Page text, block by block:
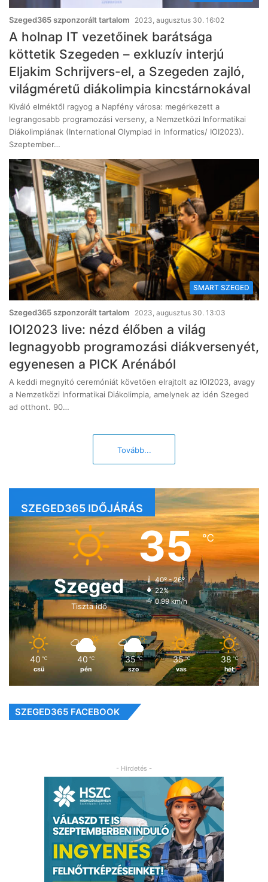
Szeged365 szponzorált tartalom 2023, augusztus 30. 16:02
A holnap IT vezetőinek barátsága
köttetik Szegeden – exkluzív interjú
Eljakim Schrijvers-el, a Szegeden zajló,
világméretű diákolimpia kincstárnokával
Kiváló elméktől ragyog a Napfény városa: megérkezett a
legrangosabb programozási verseny, a Nemzetközi Informatikai
Diákolimpiának (International Olympiad in Informatics/ IOI2023).
Szeptember…
SMART SZEGED
Szeged365 szponzorált tartalom 2023, augusztus 30. 13:03
IOI2023 live: nézd élőben a világ
legnagyobb programozási diákversenyét,
egyenesen a PICK Arénából
A keddi megnyitó ceremóniát követően elrajtolt az IOI2023, avagy
a Nemzetközi Informatikai Diákolimpia, amelynek az idén Szeged
ad otthont. 90…
Tovább...
SZEGED365 IDŐJÁRÁS
Szeged
Tiszta idő
35℃
40º - 26º
22%
0.99 km/h
40 ℃
csü
40 ℃
pén
35 ℃
szo
35 ℃
vas
38 ℃
hét
SZEGED365 FACEBOOK
- Hirdetés -